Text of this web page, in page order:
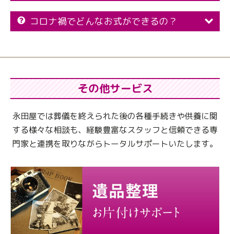
コロナ禍でどんなお式ができるの？
その他サービス
永田屋では葬儀を終えられた後の各種手続きや供養に関
する様々な相談も、 経験豊富なスタッフと信頼できる専
門家と連携を取りながらトータルサポートいたします。